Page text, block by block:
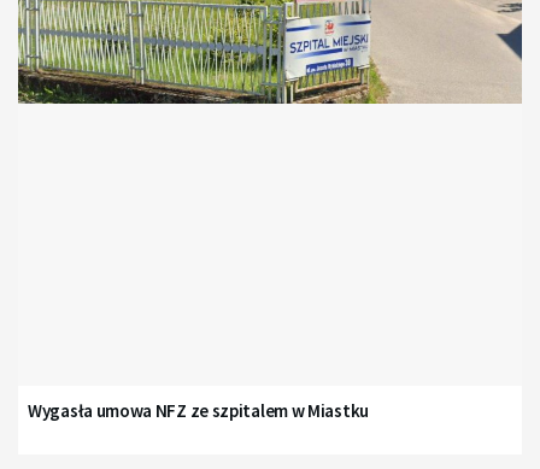
Wygasła umowa NFZ ze szpitalem w Miastku